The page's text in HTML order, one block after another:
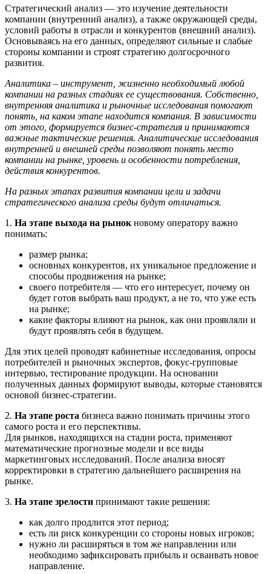
Стратегический анализ — это изучение деятельности
компании (внутренний анализ), а также окружающей среды,
условий работы в отрасли и конкурентов (внешний анализ).
Основываясь на его данных, определяют сильные и слабые
стороны компании и строят стратегию долгосрочного
развития.
Аналитика – инструмент, жизненно необходимый любой
компании на разных стадиях ее существования. Собственно,
внутренняя аналитика и рыночные исследования помогают
понять, на каком этапе находится компания. В зависимости
от этого, формируется бизнес-стратегия и принимаются
важные тактические решения. Аналитические исследования
внутренней и внешней среды позволяют понять место
компании на рынке, уровень и особенности потребления,
действия конкурентов.
На разных этапах развития компании цели и задачи
стратегического анализа среды будут отличаться.
1. На этапе выхода на рынок новому оператору важно
понимать:
размер рынка;
основных конкурентов, их уникальное предложение и
способы продвижения на рынке;
своего потребителя — что его интересует, почему он
будет готов выбрать ваш продукт, а не то, что уже есть
на рынке;
какие факторы влияют на рынок, как они проявляли и
будут проявлять себя в будущем.
Для этих целей проводят кабинетные исследования, опросы
потребителей и рыночных экспертов, фокус-групповые
интервью, тестирование продукции. На основании
полученных данных формируют выводы, которые становятся
основой бизнес-стратегии.
2. На этапе роста бизнеса важно понимать причины этого
самого роста и его перспективы.
Для рынков, находящихся на стадии роста, применяют
математические прогнозные модели и все виды
маркетинговых исследований. После анализа вносят
корректировки в стратегию дальнейшего расширения на
рынке.
3. На этапе зрелости принимают такие решения:
как долго продлится этот период;
есть ли риск конкуренции со стороны новых игроков;
нужно ли расширяться в том же направлении или
необходимо зафиксировать прибыль и осваивать новое
направление.